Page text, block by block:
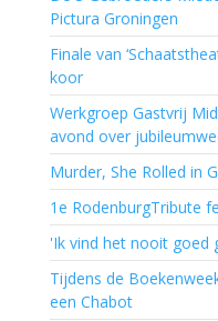
Pictura Groningen
Finale van
koor
Werkgroep Gastvrij
avond over
Murder, She Rolled in
1e RodenburgTribute
'Ik vind het nooit goed
Tijdens de
een Chabot